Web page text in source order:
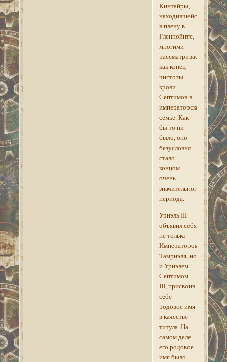
Кинтайры,
находившейся
в плену в
Гленпойнте,
многими
рассматривается
как конец
чистоты
крови
Септимов в
императорской
семье. Как
бы то ни
было, оно
безусловно
стало
концом
очень
значительного
периода.
Уриэль III
объявил себя
не только
Императором
Тамриэля, но
и Уриэлем
Септимом
III, присвоив
себе
родовое имя
в качестве
титула. На
самом деле
его родовое
имя было